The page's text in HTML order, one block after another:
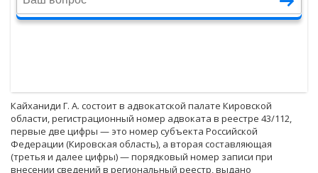
Кайханиди Г. А. состоит в адвокатской палате Кировской
области, регистрационный номер адвоката в реестре 43/112,
первые две цифры — это номер субъекта Российской
Федерации (Кировская область), а вторая составляющая
(третья и далее цифры) — порядковый номер записи при
внесении сведений в региональный реестр, выдано